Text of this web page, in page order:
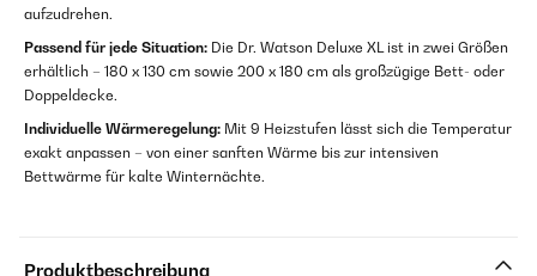
aufzudrehen.
Passend für jede Situation: Die Dr. Watson Deluxe XL ist in zwei Größen
erhältlich – 180 x 130 cm sowie 200 x 180 cm als großzügige Bett- oder
Doppeldecke.
Individuelle Wärmeregelung: Mit 9 Heizstufen lässt sich die Temperatur
exakt anpassen – von einer sanften Wärme bis zur intensiven
Bettwärme für kalte Winternächte.
Produktbeschreibung